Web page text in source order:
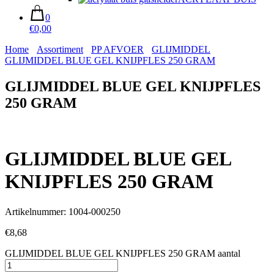
0
€0,00
Home
Assortiment PP AFVOER
GLIJMIDDEL
GLIJMIDDEL BLUE GEL KNIJPFLES 250 GRAM
GLIJMIDDEL BLUE GEL KNIJPFLES
250 GRAM
GLIJMIDDEL BLUE GEL
KNIJPFLES 250 GRAM
Artikelnummer: 1004-000250
€8,68
GLIJMIDDEL BLUE GEL KNIJPFLES 250 GRAM aantal